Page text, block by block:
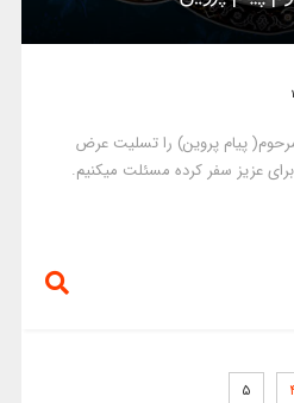
پیام پروین) را تسلیت عرض
عزیز سفر کرده مسئلت میکنیم.
۵